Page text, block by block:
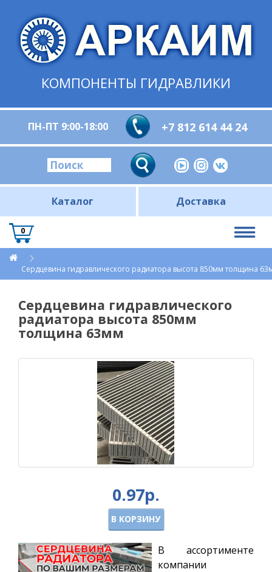
КОМПОНЕНТЫ ГИДРАВЛИКИ
ПН-ПТ 9:00-18:00 +7 812 614 44 24
Каталог Доставка
0
Сердцевина гидравлического радиатора высота 850мм толщина
Сердцевина гидравлического
радиатора высота 850мм
толщина 63мм
0.97р.
В КОРЗИНУ
В ассортименте
компании